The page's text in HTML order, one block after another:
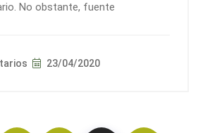
No obstante, fuente
23/04/2020